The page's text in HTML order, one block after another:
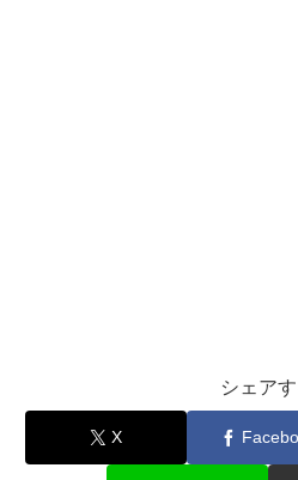
シェア
X